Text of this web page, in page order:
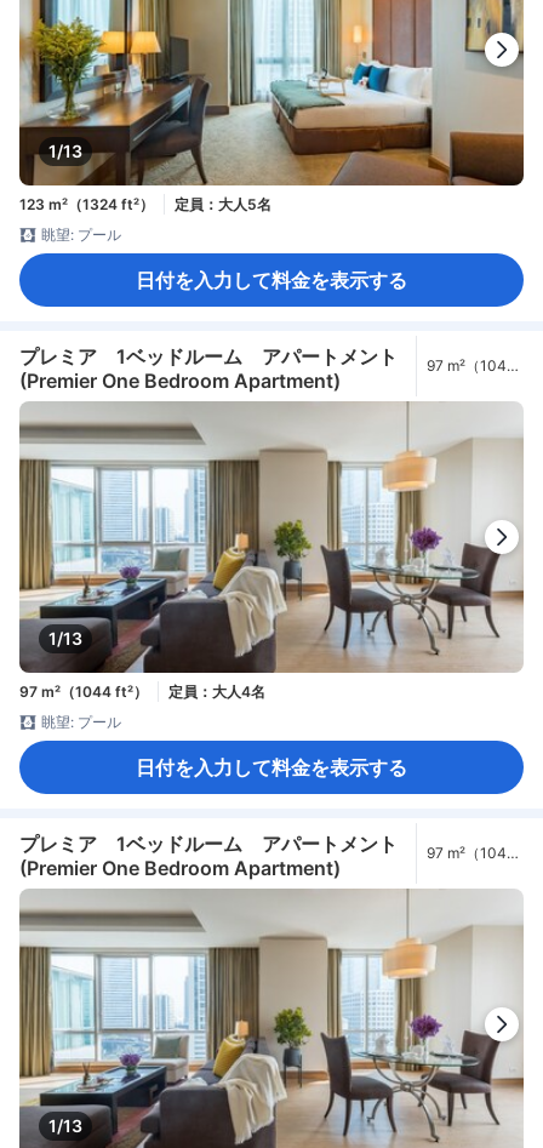
1/13
123 m²（1324 ft²）
定員：大人5名
眺望: プール
日付を入力して料金を表示する
プレミア 1ベッドルーム アパートメント
(Premier One Bedroom Apartment)
97 m²（1044
1/13
97 m²（1044 ft²）
定員：大人4名
眺望: プール
日付を入力して料金を表示する
プレミア 1ベッドルーム アパートメント
(Premier One Bedroom Apartment)
97 m²（1044
1/13